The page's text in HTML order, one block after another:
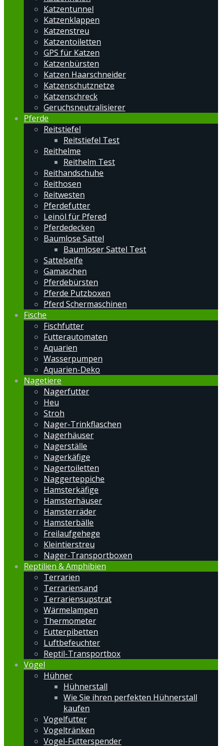
Katzentunnel
Katzenklappen
Katzenstreu
Katzentoiletten
GPS für Katzen
Katzenbürsten
Katzen Haarschneider
Katzenschutznetze
Katzenschreck
Geruchsneutralisierer
Pferde
Reitstiefel
Reitstiefel Test
Reithelme
Reithelm Test
Reithandschuhe
Reithosen
Reitwesten
Pferdefutter
Leinöl für Pfered
Pferdedecken
Baumlose Sattel
Baumloser Sattel Test
Sattelseife
Gamaschen
Pferdebürsten
Pferde Putzboxen
Pferd Schermaschinen
Fische
Fischfutter
Futterautomaten
Aquarien
Wasserpumpen
Aquarien-Deko
Nagetiere
Nagerfutter
Heu
Stroh
Nager-Trinkflaschen
Nagerhäuser
Nagerställe
Nagerkäfige
Nagertoiletten
Naggerteppiche
Hamsterkäfige
Hamsterhäuser
Hamsterräder
Hamsterbälle
Freilaufgehege
Kleintierstreu
Nager-Transportboxen
Reptilien & Amphibien
Terrarien
Terrariensand
Terrariensupstrat
Wärmelampen
Thermometer
Futterpibetten
Luftbefeuchter
Reptil-Transportbox
Vögel
Hühner
Hühnerstall
Wie Sie ihren perfekten Hühnerstall
kaufen
Vogelfutter
Vogeltränken
Vogel-Futterspender